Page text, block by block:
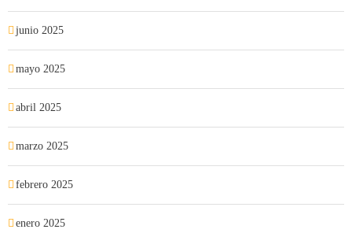
junio 2025
mayo 2025
abril 2025
marzo 2025
febrero 2025
enero 2025